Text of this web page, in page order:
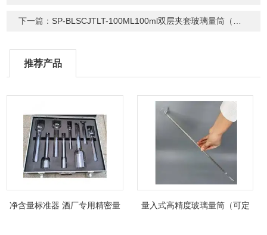
下一篇： SP-BLSCJTLT-100ML100ml双层夹套玻璃量筒（支持定制）
推荐产品
净含量标准器 酒厂专用精密量
量入式高精度玻璃量筒（可定